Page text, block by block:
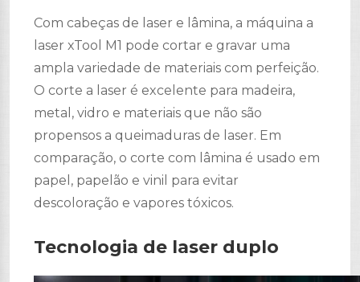
Com cabeças de laser e lâmina, a máquina a
laser xTool M1 pode cortar e gravar uma
ampla variedade de materiais com perfeição.
O corte a laser é excelente para madeira,
metal, vidro e materiais que não são
propensos a queimaduras de laser. Em
comparação, o corte com lâmina é usado em
papel, papelão e vinil para evitar
descoloração e vapores tóxicos.
Tecnologia de laser duplo